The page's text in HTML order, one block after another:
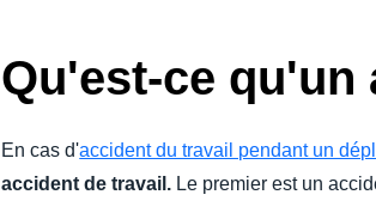
Qu'est-ce qu'un
En cas d'accident du travail pendant un
accident de travail. Le premier est un